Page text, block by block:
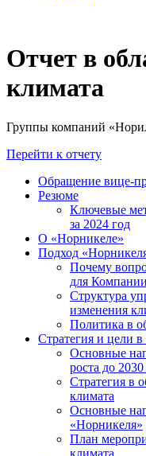
Отчет в
климата
Группы компаний
Перейти к отчету
Обращение вице-
Резюме
Ключевые
за 2024 год
О «Норникеле»
Подход
Почему
для Компании
Структура
изменения
Политика в
Стратегия и цели
Основные
роста до 2030
Стратегия в
климата
Основные
«Норникеля»
План
климата